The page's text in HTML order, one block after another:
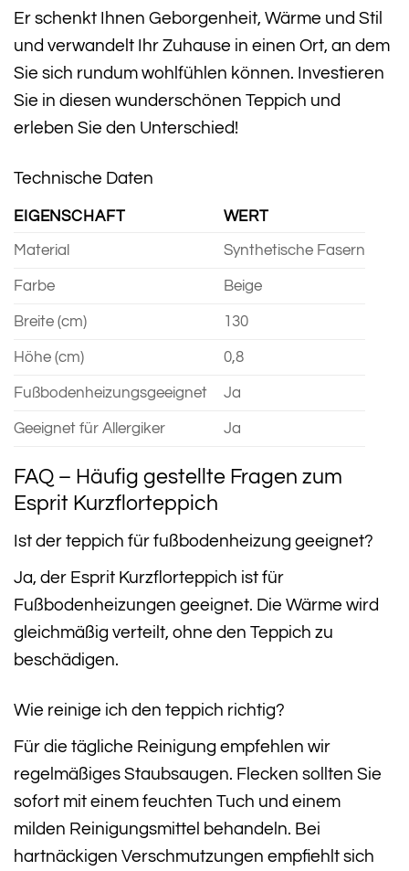
Er schenkt Ihnen Geborgenheit, Wärme und Stil
und verwandelt Ihr Zuhause in einen Ort, an dem
Sie sich rundum wohlfühlen können. Investieren
Sie in diesen wunderschönen Teppich und
erleben Sie den Unterschied!
Technische Daten
EIGENSCHAFT WERT
Material Synthetische Fasern
Farbe Beige
Breite (cm) 130
Höhe (cm) 0,8
Fußbodenheizungsgeeignet Ja
Geeignet für Allergiker Ja
FAQ – Häufig gestellte Fragen zum
Esprit Kurzflorteppich
Ist der teppich für fußbodenheizung geeignet?
Ja, der Esprit Kurzflorteppich ist für
Fußbodenheizungen geeignet. Die Wärme wird
gleichmäßig verteilt, ohne den Teppich zu
beschädigen.
Wie reinige ich den teppich richtig?
Für die tägliche Reinigung empfehlen wir
regelmäßiges Staubsaugen. Flecken sollten Sie
sofort mit einem feuchten Tuch und einem
milden Reinigungsmittel behandeln. Bei
hartnäckigen Verschmutzungen empfiehlt sich